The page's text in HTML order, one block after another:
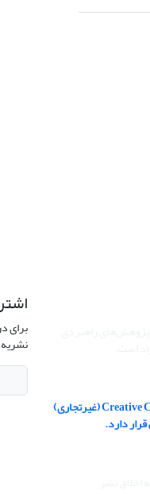
این نشریه تحت مجوز Creative Commons (غیرتجاری)
برای